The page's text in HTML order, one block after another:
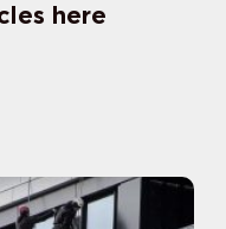
here